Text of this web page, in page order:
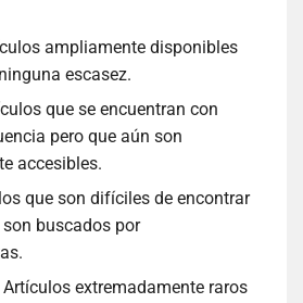
ampliamente disponibles
escasez.
que se encuentran con
pero que aún son
accesibles.
que son difíciles de encontrar
buscados por
extremadamente raros